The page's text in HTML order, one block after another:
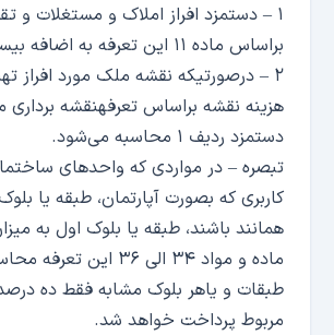
۱ – دستمزد افراز املاک و مستغلات و
براساس ماده ۱۱ این تعرفه به اضافه بیست درصد؛
۲ – درصورتیکه نقشه ملک مورد افراز
هزینه نقشه براساس تعرفهنقشه برداری
دستمزد ردیف ۱ محاسبه می‌شود.
تبصره – در مواردی که واحد‌های
کاربری که بصورت آپارتمان، طبقه یا
همانند باشند، طبقه یا بلوک اول به
ماده و مواد ۳۴ الی ۳۶
طبقات و یاهر بلوک مشابه فقط ده
مربوط پرداخت خواهد شد.